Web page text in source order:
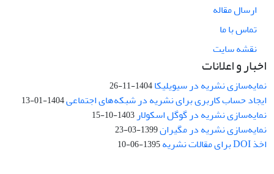
ارسال مقاله
تماس با ما
نقشه سایت
اخبار و اعلانات
نمایه‌سازی نشریه در سیویلیکا1404-11-26
ایجاد حساب کاربری برای نشریه در شبکه‌های اجتماعی1404-01-13
نمایه‌سازی نشریه در گوگل اسکولار1403-10-15
نمایه‌سازی نشریه در مگیران1399-03-23
اخذ DOI برای مقالات نشریه 1395-06-10